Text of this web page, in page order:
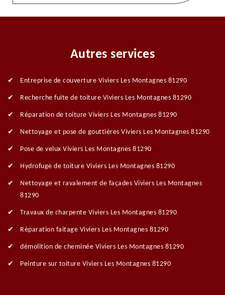
Autres services
Entreprise de couverture Viviers Les Montagnes 81290
Recherche fuite de toiture Viviers Les Montagnes 81290
Réparation de toiture Viviers Les Montagnes 81290
Nettoyage et pose de gouttières Viviers Les Montagnes 81290
Pose de velux Viviers Les Montagnes 81290
Hydrofuge de toiture Viviers Les Montagnes 81290
Nettoyage et ravalement de façades Viviers Les Montagnes
81290
Travaux de charpente Viviers Les Montagnes 81290
Réparation faitage Viviers Les Montagnes 81290
démolition de cheminée Viviers Les Montagnes 81290
Peinture sur toiture Viviers Les Montagnes 81290